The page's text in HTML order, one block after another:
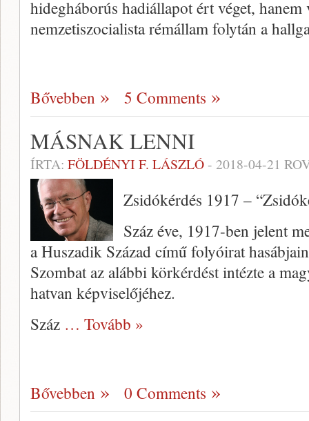
hidegháborús hadiállapot ért véget, hanem
nemzetiszocialista rémállam folytán a
Bővebben 5 Comments
MÁSNAK LENNI
ÍRTA: FÖLDÉNYI F. LÁSZLÓ- 2018-04-21
Zsidókérdés 1917 –
Száz éve, 1917-ben jelent
a Huszadik Század című folyóirat
Szombat az alábbi körkérdést intézte a
hatvan képviselőjéhez.
Száz … Tovább »
Bővebben 0 Comments